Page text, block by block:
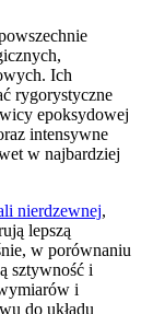
Ich
rygorystyczne
epoksydowej
intensywne
w najbardziej
nierdzewnej,
lepszą
w porównaniu
sztywność i
i
do układu